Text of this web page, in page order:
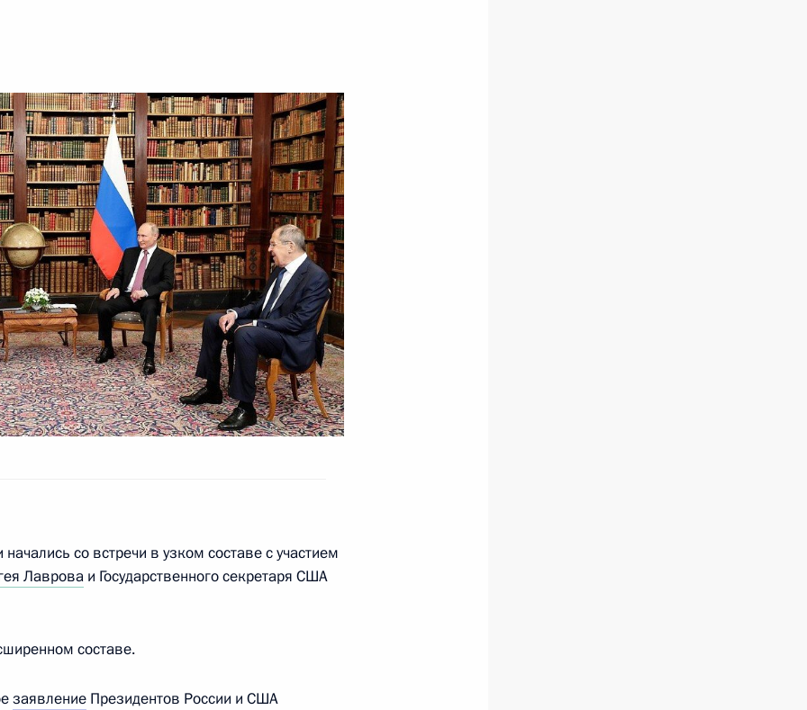
мер в топливно-
некоторыми
цены на российские
специальных
действиями
государств
безопасности России
со встречи в узком составе с участием
Лаврова и Государственного секретаря США
составе.
заявление Президентов России и США